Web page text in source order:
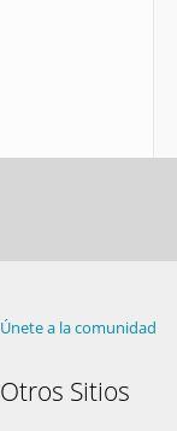
Únete a la comunidad
Otros Sitios